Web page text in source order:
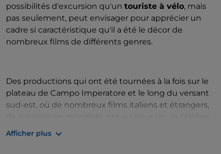
possibilités d'excursion qu'un touriste à vélo, mais
pas seulement, peut envisager pour apprécier un
cadre si caractéristique qu'il a été le décor de
nombreux films de différents genres.
Des productions qui ont été tournées à la fois sur le
plateau de Campo Imperatore et le long du versant
sud-est, où de nombreux films italiens et étrangers,
Rocca Calascio
Afficher plus